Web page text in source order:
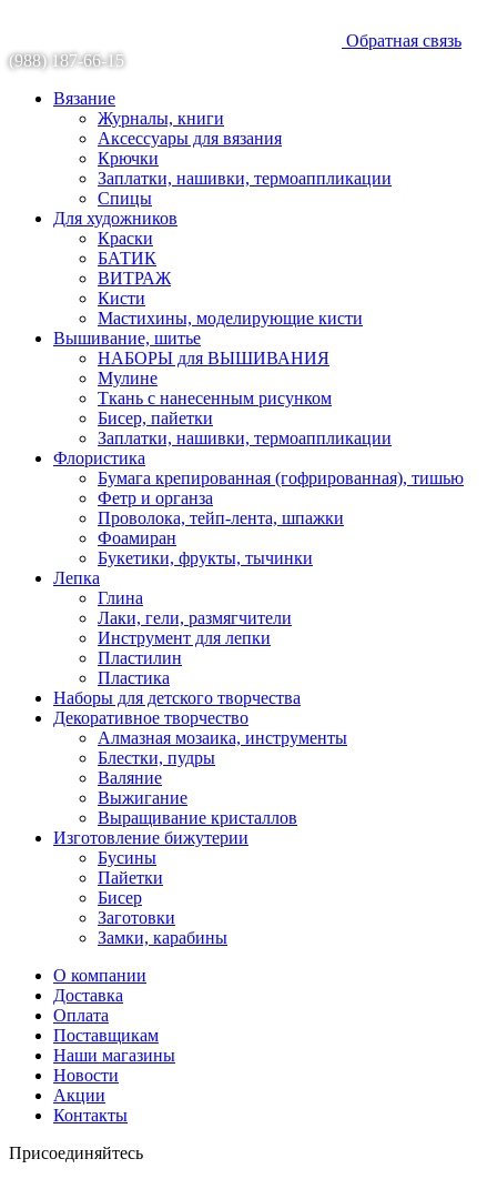
Обратная связь
(988) 187-66-15
Вязание
Журналы, книги
Аксессуары для вязания
Крючки
Заплатки, нашивки, термоаппликации
Спицы
Для художников
Краски
БАТИК
ВИТРАЖ
Кисти
Мастихины, моделирующие кисти
Вышивание, шитье
НАБОРЫ для ВЫШИВАНИЯ
Мулине
Ткань с нанесенным рисунком
Бисер, пайетки
Заплатки, нашивки, термоаппликации
Флористика
Бумага крепированная (гофрированная), тишью
Фетр и органза
Проволока, тейп-лента, шпажки
Фоамиран
Букетики, фрукты, тычинки
Лепка
Глина
Лаки, гели, размягчители
Инструмент для лепки
Пластилин
Пластика
Наборы для детского творчества
Декоративное творчество
Алмазная мозаика, инструменты
Блестки, пудры
Валяние
Выжигание
Выращивание кристаллов
Изготовление бижутерии
Бусины
Пайетки
Бисер
Заготовки
Замки, карабины
О компании
Доставка
Оплата
Поставщикам
Наши магазины
Новости
Акции
Контакты
Присоединяйтесь